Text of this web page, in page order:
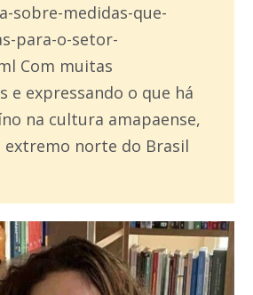
sobre-medidas-que-
para-o-setor-
Com muitas
e expressando o que há
na cultura amapaense,
norte do Brasil